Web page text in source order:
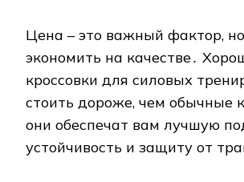
Цена – это важный фактор,
экономить на качестве․
кроссовки для силовых
стоить дороже, чем обычные
они обеспечат вам лучшую
устойчивость и защиту от